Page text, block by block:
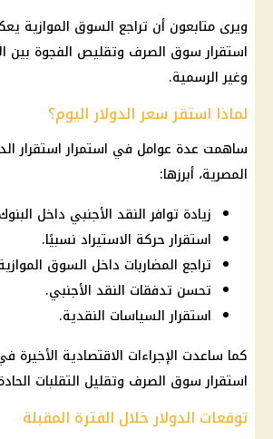
ويرى متابعون أن تراجع السوق الموازية
استقرار سوق الصرف وتقليص الفجوة بين
وغير الرسمية.
لماذا استقر سعر الدولار اليوم؟
ساهمت عدة عوامل في استمرار استقرار
المصرية، أبرزها:
زيادة توافر النقد الأجنبي داخل
استقرار حركة الاستيراد نسبيًا.
تراجع المضاربات داخل السوق
تحسن تدفقات النقد الأجنبي.
استقرار السياسات النقدية.
كما ساعدت الإجراءات الاقتصادية الأخيرة
استقرار سوق الصرف وتقليل التقلبات
توقعات الدولار خلال الفترة المقبلة